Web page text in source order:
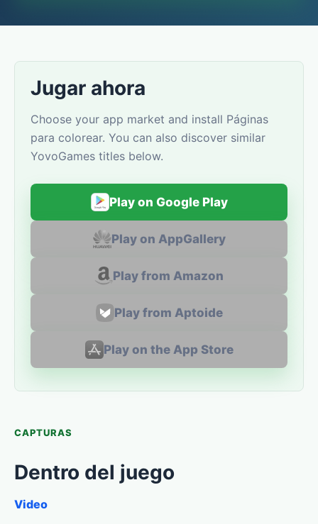
Jugar ahora
Choose your app market and install Páginas
para colorear. You can also discover similar
YovoGames titles below.
Play on Google Play
Play on AppGallery
Play from Amazon
Play from Aptoide
Play on the App Store
CAPTURAS
Dentro del juego
Video